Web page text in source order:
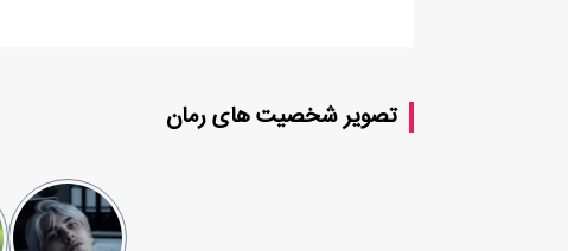
تصویر شخصیت های رمان